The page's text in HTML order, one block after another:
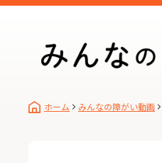
ホーム みんなの障がい動画